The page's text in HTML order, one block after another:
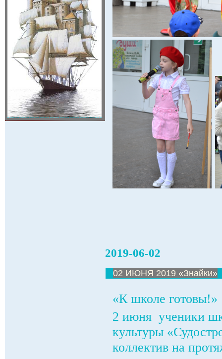
2019-06-02
02 ИЮНЯ 2019 «Знайки»
«К школе готовы!»
2 июня ученики
культуры
коллектив на